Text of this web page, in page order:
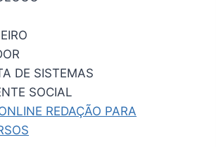
DE SISTEMAS
SOCIAL
REDAÇÃO PARA